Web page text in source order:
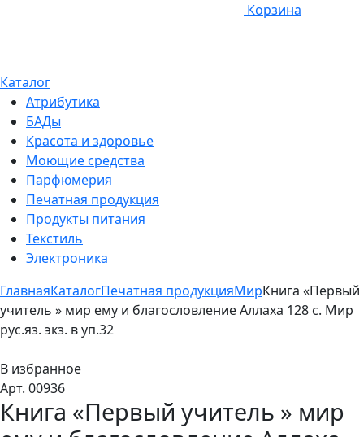
Корзина
Каталог
Атрибутика
БАДы
Красота и здоровье
Моющие средства
Парфюмерия
Печатная продукция
Продукты питания
Текстиль
Электроника
ГлавнаяКаталогПечатная продукцияМирКнига «Первый
учитель » мир ему и благословление Аллаха 128 с. Мир
рус.яз. экз. в уп.32
В избранное
Арт. 00936
Книга «Первый учитель » мир